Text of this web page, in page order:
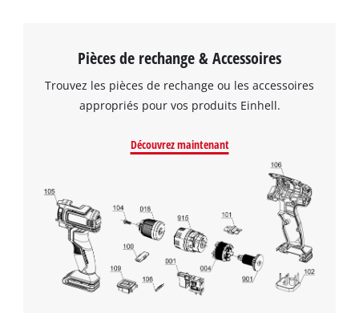
Pièces de rechange & Accessoires
Trouvez les pièces de rechange ou les accessoires
appropriés pour vos produits Einhell.
Découvrez maintenant